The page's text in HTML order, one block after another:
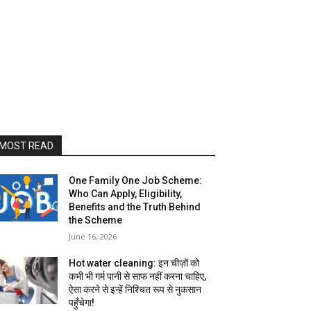
READ
One Family One Job Scheme:
Who Can Apply, Eligibility,
Benefits and the Truth Behind
the Scheme
June 16, 2026
Hot water cleaning: इन चीज़ों को
कभी भी गर्म पानी से साफ नहीं करना चाहिए,
ऐसा करने से इन्हें निश्चित रूप से नुकसान
पहुँचेगा!